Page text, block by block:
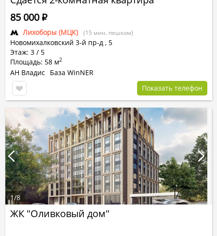
Лихоборы (МЦК) (15 мин. пешком)
Новомихалковский 3-й пр-д , 5
Этаж: 3 / 5
Площадь: 58 м2
85 000Р
АН Владис
База WinNER
Показать телефон
ЖК "Оливковый дом"
1/8